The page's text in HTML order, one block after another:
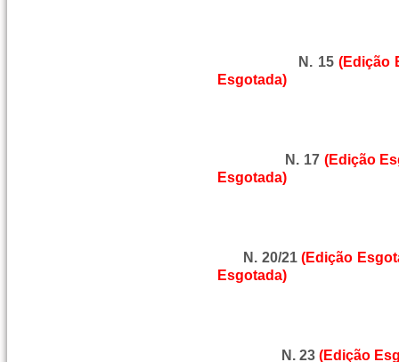
N. 15(Edição
Esgotada)
N. 17 (Edição
Esgotada)
N. 20/21(Edição
Esgotada)
N. 23(Edição